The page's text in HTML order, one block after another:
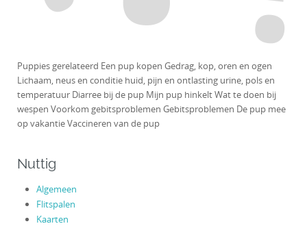
Puppies gerelateerd Een pup kopen Gedrag, kop, oren en ogen
Lichaam, neus en conditie huid, pijn en ontlasting urine, pols en
temperatuur Diarree bij de pup Mijn pup hinkelt Wat te doen bij
wespen Voorkom gebitsproblemen Gebitsproblemen De pup mee
op vakantie Vaccineren van de pup
Nuttig
Algemeen
Flitspalen
Kaarten